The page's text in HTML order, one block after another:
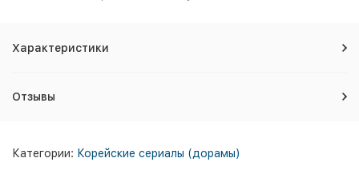
Характеристики
Отзывы
Категории: Корейские сериалы (дорамы)